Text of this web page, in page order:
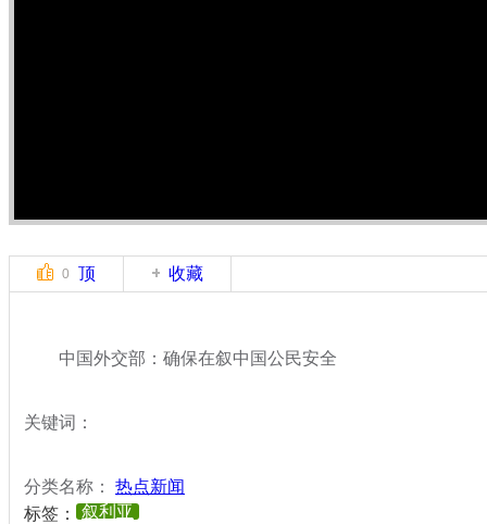
0 顶 收藏
中国外交部：确保在叙中国公民安全
关键词：
分类名称： 热点新闻
标签：
叙利亚